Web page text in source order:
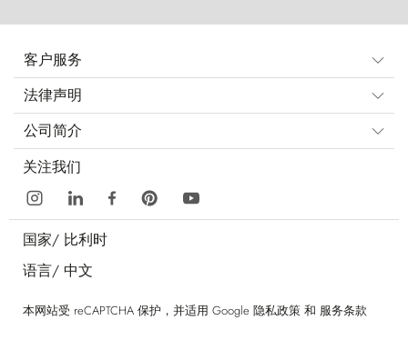
客户服务
法律声明
公司简介
关注我们
国家/ 比利时
语言/ 中文
本网站受 reCAPTCHA 保护，并适用 Google 隐私政策 和 服务条款